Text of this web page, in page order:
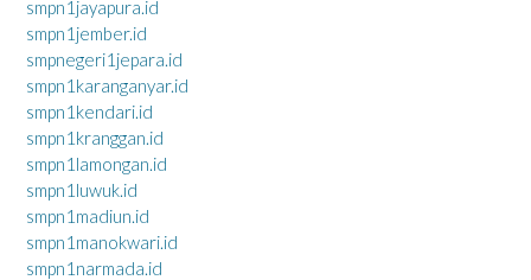
smpn1jayapura.id
smpn1jember.id
smpnegeri1jepara.id
smpn1karanganyar.id
smpn1kendari.id
smpn1kranggan.id
smpn1lamongan.id
smpn1luwuk.id
smpn1madiun.id
smpn1manokwari.id
smpn1narmada.id